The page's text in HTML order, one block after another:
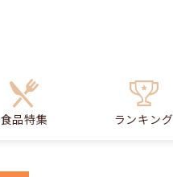
食品特集 ランキング